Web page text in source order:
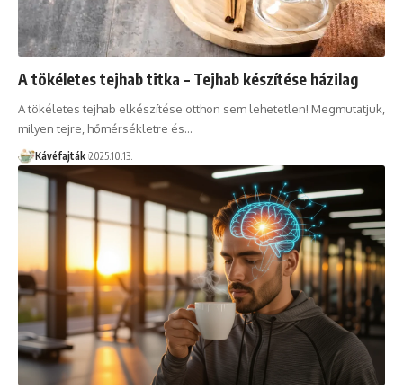
A tökéletes tejhab titka – Tejhab készítése házilag
A tökéletes tejhab elkészítése otthon sem lehetetlen! Megmutatjuk,
milyen tejre, hőmérsékletre és…
Kávéfajták 2025.10.13.